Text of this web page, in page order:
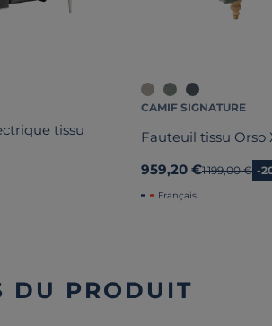
tissu
CAMIF SIGNATURE
Fauteuil tissu Orso
959,20 €Ancien prix
1 199,00 € -
Français
DU PRODUIT